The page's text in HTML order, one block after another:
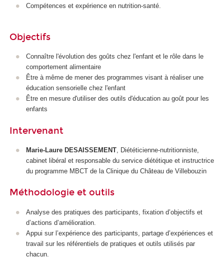
Compétences et expérience en nutrition-santé.
Objectifs
Connaître l'évolution des goûts chez l'enfant et le rôle dans le
comportement alimentaire
Être à même de mener des programmes visant à réaliser une
éducation sensorielle chez l'enfant
Être en mesure d'utiliser des outils d'éducation au goût pour les
enfants
Intervenant
Marie-Laure DESAISSEMENT, Diététicienne-nutritionniste,
cabinet libéral et responsable du service diététique et instructrice
du programme MBCT de la Clinique du Château de Villebouzin
Méthodologie et outils
Analyse des pratiques des participants, fixation d’objectifs et
d’actions d’amélioration.
Appui sur l’expérience des participants, partage d’expériences et
travail sur les référentiels de pratiques et outils utilisés par
chacun.